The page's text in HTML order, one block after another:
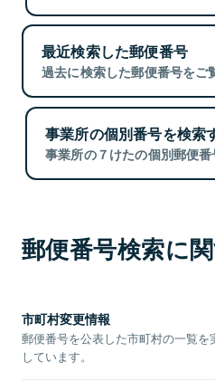
最近検索した郵便番号
過去に検索した郵便番号をご
事業所の個別番号を検索
事業所の７けたの個別郵便番
郵便番号検索に
市町村変更情報
郵便番号を公表した市町村の一覧
しています。